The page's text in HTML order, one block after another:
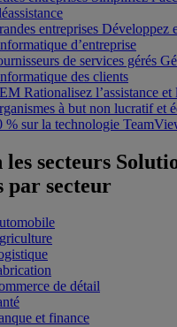
entreprises Développez
d’entreprise
de services gérés
des clients
Rationalisez l’assistance et
à but non lucratif et
% sur la technologie
les secteurs
par secteur
de détail
et finance